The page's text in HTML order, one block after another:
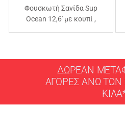
Φουσκωτή Σανίδα Sup
Ocean 12,6′ με κουπί ,
ΔΩΡΕΑΝ
ΑΓΟΡΕΣ ΑΝΩ ΤΩΝ